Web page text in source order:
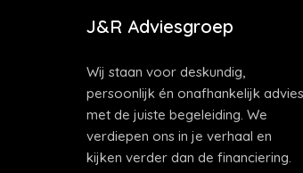
J&R Adviesgroep
Wij staan voor deskundig,
persoonlijk én onafhankelijk advies
met de juiste begeleiding. We
verdiepen ons in je verhaal en
kijken verder dan de financiering.